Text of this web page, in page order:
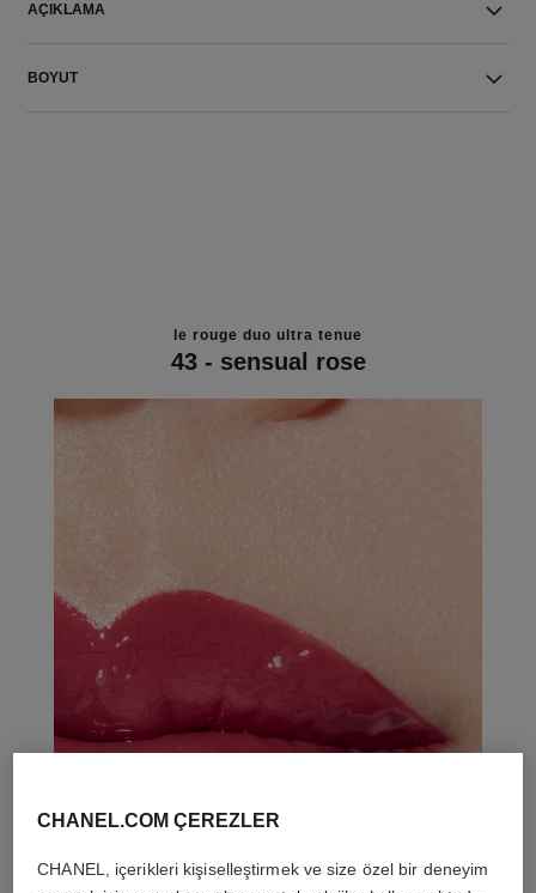
AÇIKLAMA
BOYUT
le rouge duo ultra tenue
43 - sensual rose
CHANEL.COM ÇEREZLER
CHANEL, içerikleri kişiselleştirmek ve size özel bir deneyim